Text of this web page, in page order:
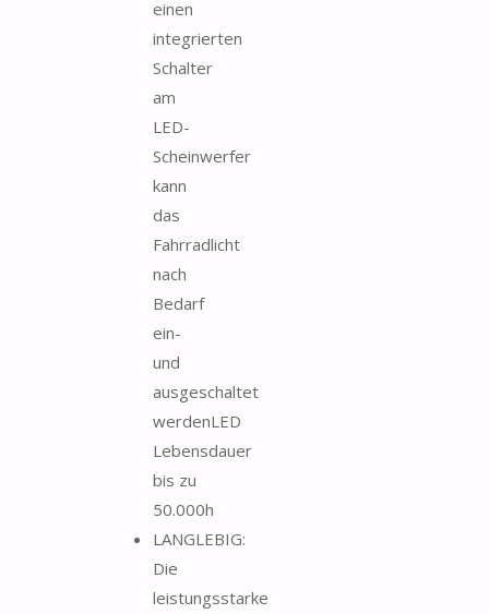
einen
integrierten
Schalter
am
LED-
Scheinwerfer
kann
das
Fahrradlicht
nach
Bedarf
ein-
und
ausgeschaltet
werdenLED
Lebensdauer
bis zu
50.000h
LANGLEBIG:
Die
leistungsstarke